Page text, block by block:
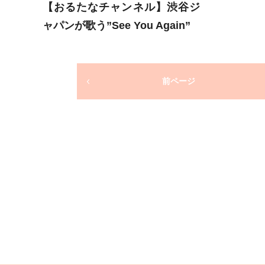
【おるたなチャンネル】渋谷ジ
ャパンが歌う”See You Again”
前ページ